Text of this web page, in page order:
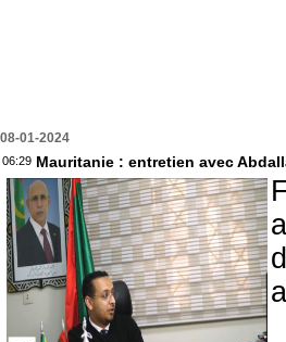
08-01-2024
06:29 Mauritanie : entretien avec